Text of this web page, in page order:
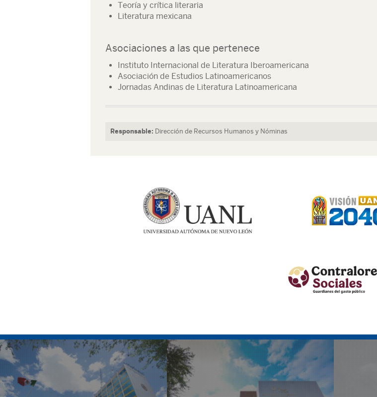
Teoría y crítica literaria
Literatura mexicana
Asociaciones a las que pertenece
Instituto Internacional de Literatura Iberoamericana
Asociación de Estudios Latinoamericanos
Jornadas Andinas de Literatura Latinoamericana
Responsable: Dirección de Recursos Humanos y Nóminas